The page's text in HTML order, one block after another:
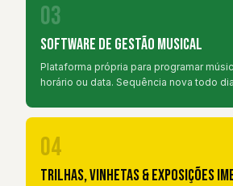
03
Software de Gestão Musical
Plataforma própria para programar
horário ou data. Sequência nova todo
04
Trilhas, Vinhetas & Exposições